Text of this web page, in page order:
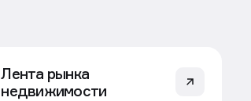
Лента рынка
недвижимости